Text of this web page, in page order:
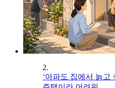
2.
‘아파도 집에서 늙고